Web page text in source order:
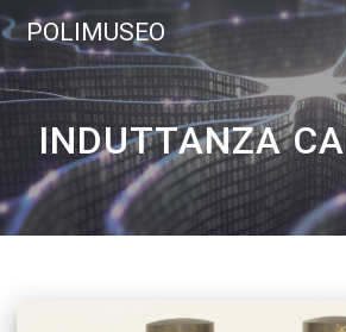
Vai
contenuto
POLIMUSEO
INDUTTANZA